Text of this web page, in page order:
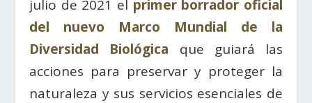
julio de 2021 el primer borrador oficial
del nuevo Marco Mundial de la
Diversidad Biológica que guiará las
acciones para preservar y proteger la
naturaleza y sus servicios esenciales de